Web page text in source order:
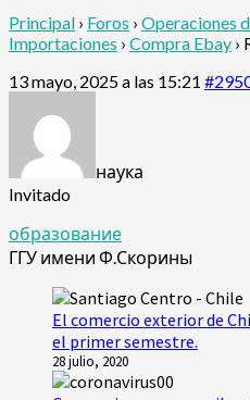
Principal › Foros › Operaciones
Importaciones › Compra Ebay ›
13 mayo, 2025 a las 15:21
наука
Invitado
образование
ГГУ имени Ф.Скорины
El comercio exterior de
el primer semestre.
28 julio, 2020